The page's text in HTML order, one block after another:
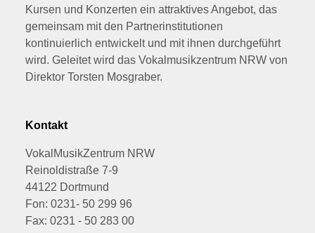
Kursen und Konzerten ein attraktives Angebot, das
gemeinsam mit den Partnerinstitutionen
kontinuierlich entwickelt und mit ihnen durchgeführt
wird. Geleitet wird das Vokalmusikzentrum NRW von
Direktor Torsten Mosgraber.
Kontakt
VokalMusikZentrum NRW
Reinoldistraße 7-9
44122 Dortmund
Fon: 0231- 50 299 96
Fax: 0231 - 50 283 00